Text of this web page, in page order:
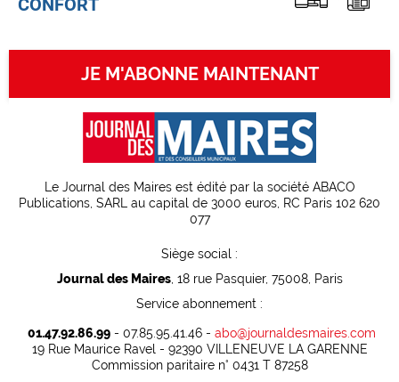
CONFORT
JE M'ABONNE MAINTENANT
Le Journal des Maires est édité par la société ABACO
Publications, SARL au capital de 3000 euros, RC Paris 102 620
077
Siège social :
Journal des Maires, 18 rue Pasquier, 75008, Paris
Service abonnement :
01.47.92.86.99- 07.85.95.41.46 - abo@journaldesmaires.com
19 Rue Maurice Ravel - 92390 VILLENEUVE LA GARENNE
Commission paritaire n° 0431 T 87258